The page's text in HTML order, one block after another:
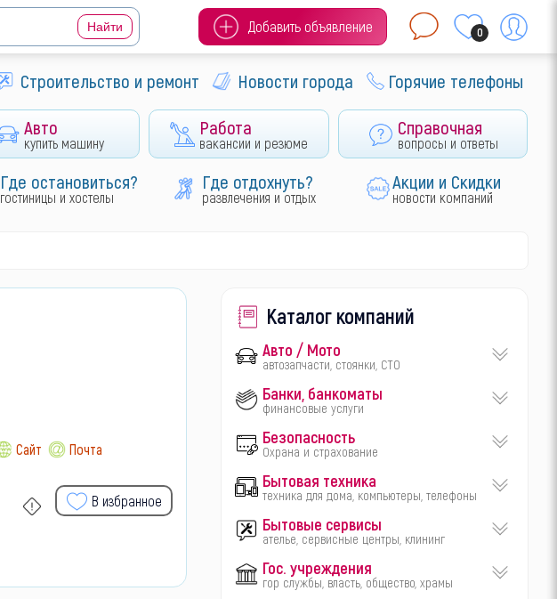
Добавить объявление 0
Строительство и ремонт Новости города Горячие телефоны
Авто
купить машину
Работа
вакансии и резюме
Справочная
вопросы и ответы
Где остановиться?
гостиницы и хостелы
Где отдохнуть?
развлечения и отдых
Акции и Скидки
новости компаний
Сайт Почта
В избранное
Каталог компаний
Авто / Мото
автозапчасти, стоянки, СТО
Банки, банкоматы
финансовые услуги
Безопасность
Охрана и страхование
Бытовая техника
техника для дома, компьютеры, телефоны
Бытовые сервисы
ателье, сервисные центры, клининг
Гос. учреждения
гор службы, власть, общество, храмы